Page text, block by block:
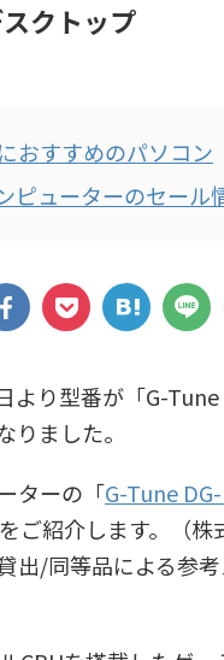
クトップ
おすすめのパソコン
ピューターのセール
より型番が「G-Tune
りました。
ターの「G-Tune
ご紹介します。（株
出/同等品による参